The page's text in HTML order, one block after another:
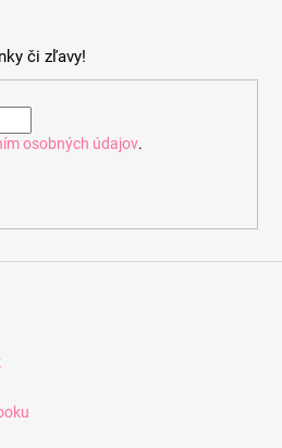
či zľavy!
osobných údajov.